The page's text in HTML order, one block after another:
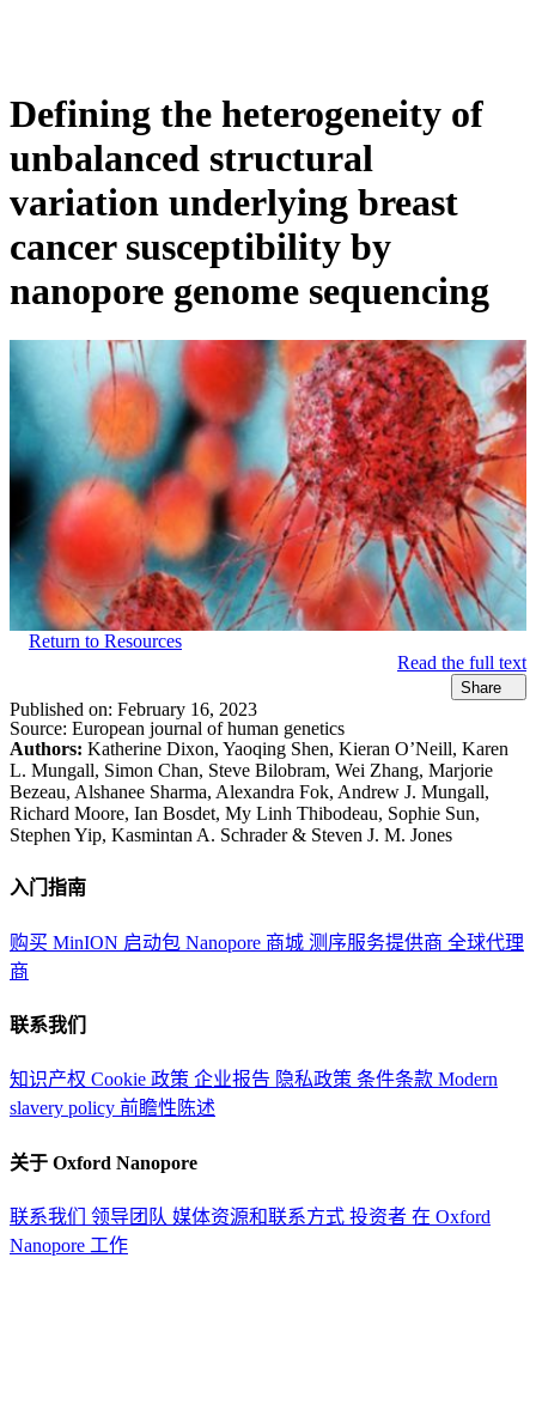
Defining the heterogeneity of
unbalanced structural
variation underlying breast
cancer susceptibility by
nanopore genome sequencing
Return to Resources
Read the full text
Share
Published on: February 16, 2023
Source: European journal of human genetics
Authors: Katherine Dixon, Yaoqing Shen, Kieran O’Neill, Karen
L. Mungall, Simon Chan, Steve Bilobram, Wei Zhang, Marjorie
Bezeau, Alshanee Sharma, Alexandra Fok, Andrew J. Mungall,
Richard Moore, Ian Bosdet, My Linh Thibodeau, Sophie Sun,
Stephen Yip, Kasmintan A. Schrader & Steven J. M. Jones
入门指南
购买 MinION 启动包 Nanopore 商城 测序服务提供商 全球代理
商
联系我们
知识产权 Cookie 政策 企业报告 隐私政策 条件条款 Modern
slavery policy 前瞻性陈述
关于 Oxford Nanopore
联系我们 领导团队 媒体资源和联系方式 投资者 在 Oxford
Nanopore 工作